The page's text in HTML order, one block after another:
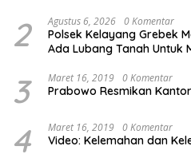
2 Agustus 6, 2026 0 Komentar
Polsek Kelayang Grebek
Ada Lubang Tanah Untuk
3 Maret 16, 2019 0 Komentar
Prabowo Resmikan
4 Maret 16, 2019 0 Komentar
Video: Kelemahan dan